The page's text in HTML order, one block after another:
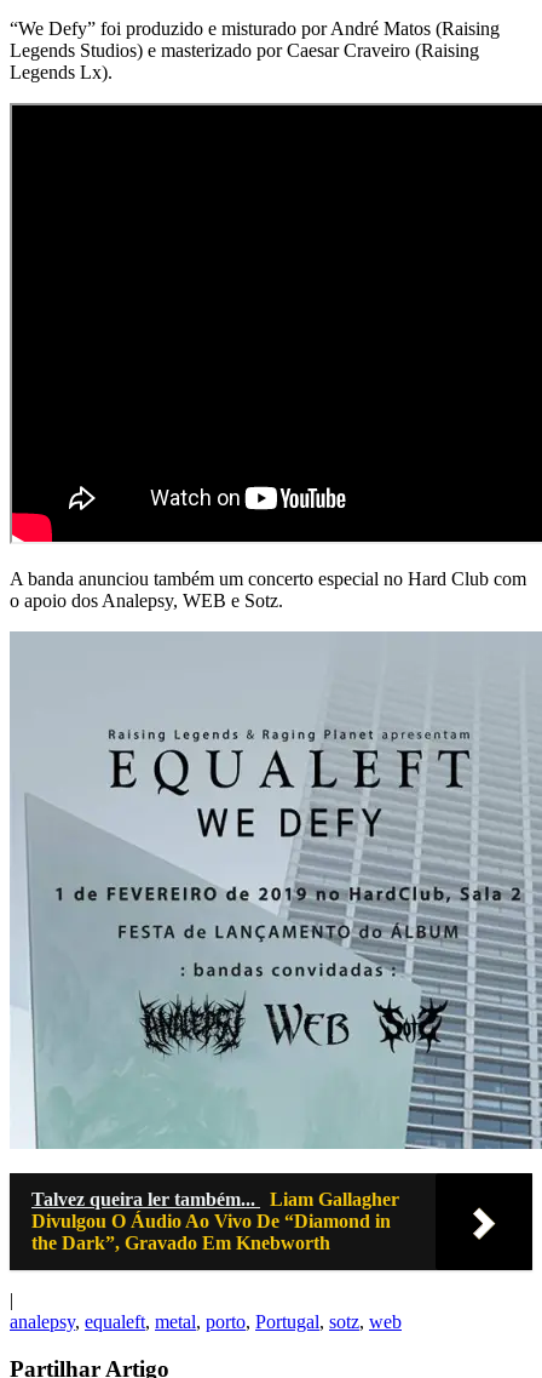
“We Defy” foi produzido e misturado por André Matos (Raising
Legends Studios) e masterizado por Caesar Craveiro (Raising
Legends Lx).
A banda anunciou também um concerto especial no Hard Club com
o apoio dos Analepsy, WEB e Sotz.
Talvez queira ler também...
Liam Gallagher
Divulgou O Áudio Ao Vivo De “Diamond in
the Dark”, Gravado Em Knebworth
|
analepsy, equaleft, metal, porto, Portugal, sotz, web
Partilhar Artigo